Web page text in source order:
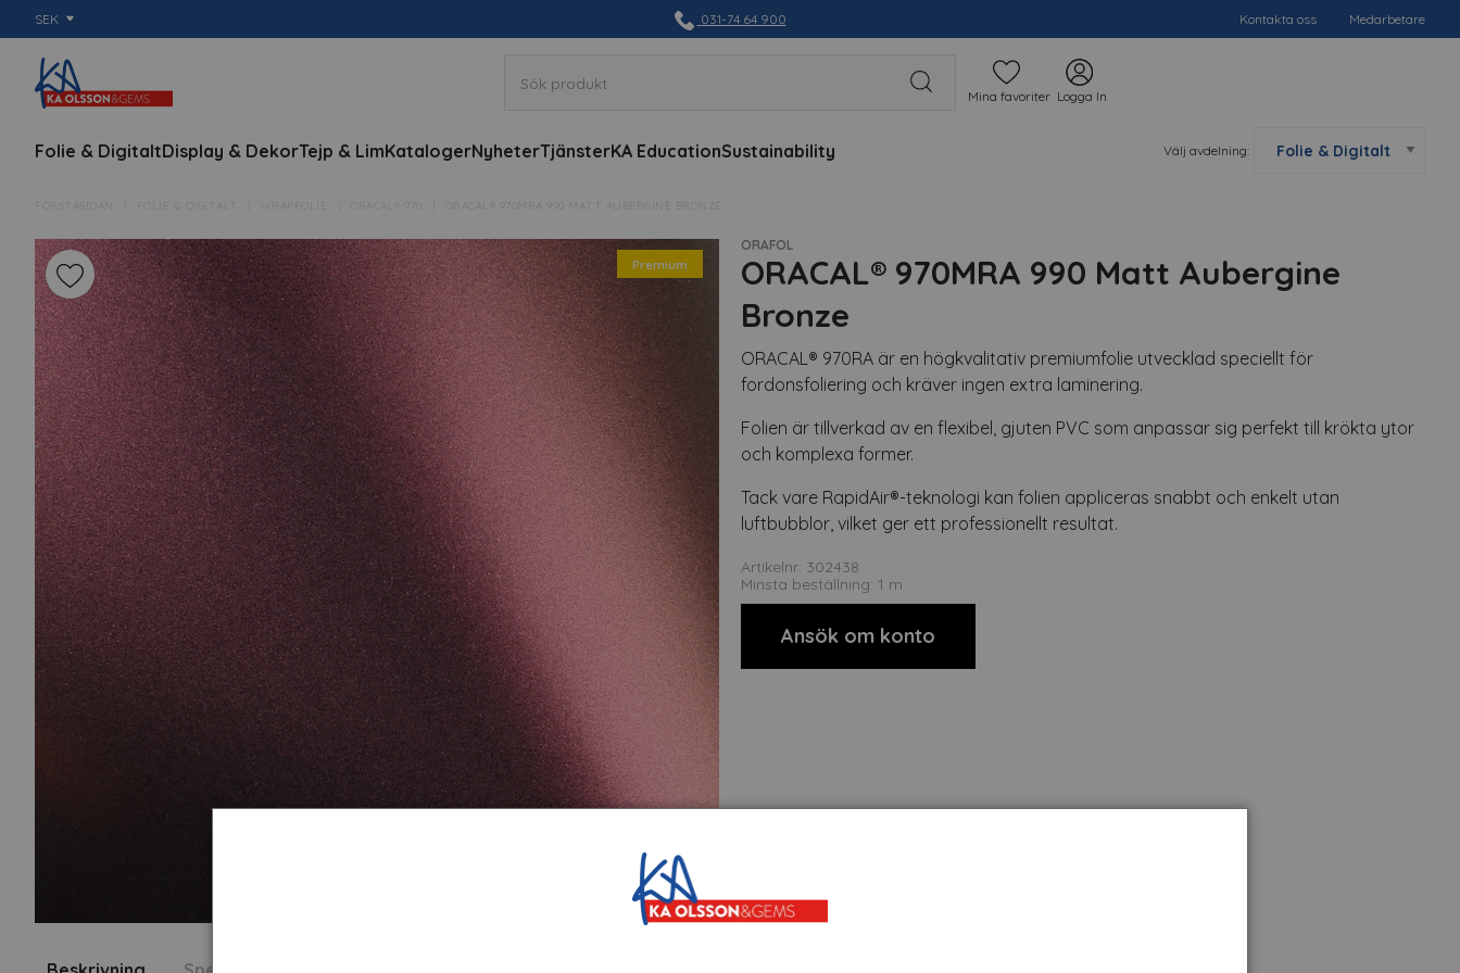
SEK Kontakta oss Medarbetare
031-74 64 900
Mina favoriter Logga In
Folie & DigitaltDisplay & DekorTejp & LimKatalogerNyheterTjänsterKA EducationSustainability Välj avdelning:
FÖRSTASIDAN FOLIE & DIGITALT ORACAL® 970MRA 990 MATT AUBERGINE BRONZE
Premium
ORAFOL
ORACAL® 970MRA 990 Matt Aubergine
Bronze
ORACAL® 970RA är en högkvalitativ premiumfolie utvecklad speciellt för
fordonsfoliering och kräver ingen extra laminering.
Folien är tillverkad av en flexibel, gjuten PVC som anpassar sig perfekt till krökta ytor
och komplexa former.
Tack vare RapidAir®-teknologi kan folien appliceras snabbt och enkelt utan
luftbubblor, vilket ger ett professionellt resultat.
Artikelnr: 302438
Minsta beställning: 1 m
Ansök om konto